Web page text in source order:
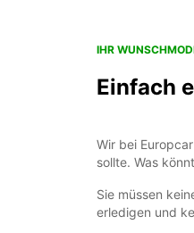
IHR
Einfach
Wir bei
sollte. Was
Sie müssen
erledigen und